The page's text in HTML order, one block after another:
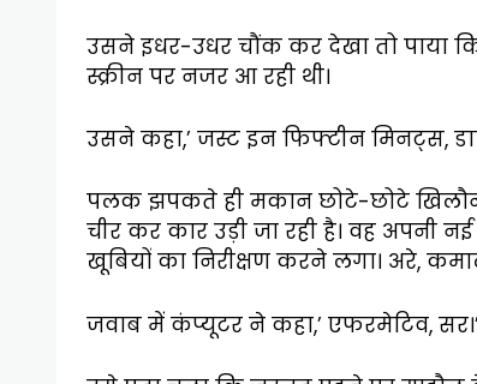
उसने इधर-उधर चौंक कर देखा तो पाया
स्क्रीन पर नजर आ रही थी।
उसने कहा,’ जस्ट इन फिफ्टीन मिनट्स,
पलक झपकते ही मकान छोटे-छोटे
चीर कर कार उड़ी जा रही है। वह अपनी
खूबियों का निरीक्षण करने लगा। अरे,
जवाब में कंप्यूटर ने कहा,’ एफरमेटिव, सर।’